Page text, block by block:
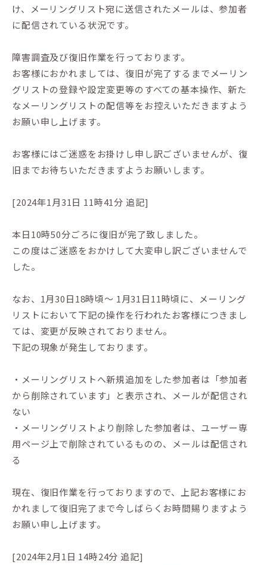
け、メーリングリスト宛に送信されたメールは、参加者
に配信されている状況です。
障害調査及び復旧作業を行っております。
お客様におかれましては、復旧が完了するまでメーリン
グリストの登録や設定変更等のすべての基本操作、新た
なメーリングリストの配信等をお控えいただきますよう
お願い申し上げます。
お客様にはご迷惑をお掛けし申し訳ございませんが、復
旧までお待ちいただきますようお願いします。
[2024年1月31日 11時41分 追記]
本日10時50分ごろに復旧が完了致しました。
この度はご迷惑をおかけして大変申し訳ございませんで
した。
なお、1月30日18時頃〜 1月31日11時頃に、メーリング
リストにおいて下記の操作を行われたお客様につきまし
ては、変更が反映されておりません。
下記の現象が発生しております。
・メーリングリストへ新規追加をした参加者は「参加者
から削除されています」と表示され、メールが配信され
ない
・メーリングリストより削除した参加者は、ユーザー専
用ページ上で削除されているものの、メールは配信され
る
現在、復旧作業を行っておりますので、上記お客様にお
かれまして復旧完了まで今しばらくお時間賜りますよう
お願い申し上げます。
[2024年2月1日 14時24分 追記]